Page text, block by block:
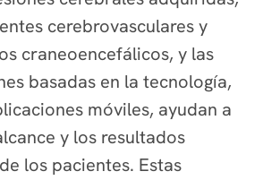
cerebrovasculares y
craneoencefálicos, y las
basadas en la tecnología,
móviles, ayudan a
y los resultados
los pacientes. Estas